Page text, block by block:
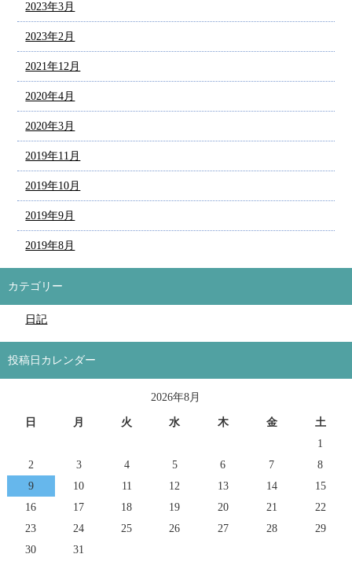
2023年3月
2023年2月
2021年12月
2020年4月
2020年3月
2019年11月
2019年10月
2019年9月
2019年8月
カテゴリー
日記
投稿日カレンダー
2026年8月
日 月 火 水 木 金
土
1
2
3 4 5 6 7
8
9
10 11 12 13 14
15
16
17 18 19 20 21
22
23
24 25 26 27 28
29
30
31